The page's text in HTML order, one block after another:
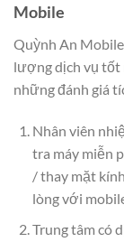
Mobile
Quỳnh An
lượng dịch vụ tốt
những đánh giá
Nhân viên
tra máy miễn
/ thay mặt
lòng với
Trung tâm có